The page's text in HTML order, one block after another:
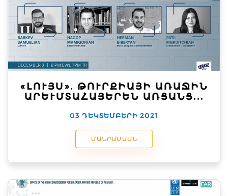
«ԼՈՒՅՍ». ԹՈՒՐՔԻԱՅԻ ԱՌԱՋԻՆ
ԱՐԵՒՄՏԱՀԱՅԵՐԵՆ ԱՌՑԱՆՑ...
03 ԴԵԿՏԵՄԲԵՐԻ 2021
ՄԱՆՐԱՄԱՍՆ